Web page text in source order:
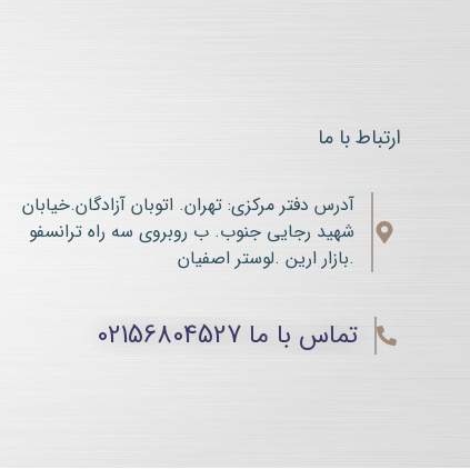
ارتباط با ما
آدرس دفتر مرکزی: تهران. اتوبان آزادگان.خیابان
شهید رجایی جنوب. ب روبروی سه راه ترانسفو
.بازار ارین .لوستر اصفیان
تماس با ما 02156804527